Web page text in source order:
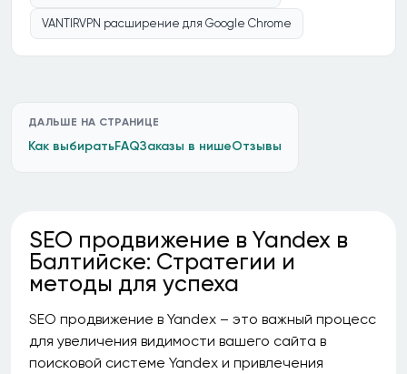
VANTIRVPN расширение для Google Chrome
ДАЛЬШЕ НА СТРАНИЦЕ
Как выбиратьFAQЗаказы в нишеОтзывы
SEO продвижение в Yandex в
Балтийске: Стратегии и
методы для успеха
SEO продвижение в Yandex – это важный процесс
для увеличения видимости вашего сайта в
поисковой системе Yandex и привлечения